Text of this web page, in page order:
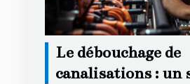
Le débouchage de
canalisations : un